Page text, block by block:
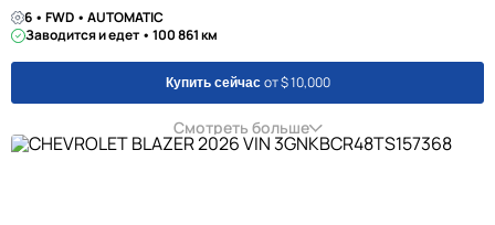
6 • FWD • AUTOMATIC
Заводится и едет • 100 861 км
Купить сейчас от $ 10,000
Смотреть больше